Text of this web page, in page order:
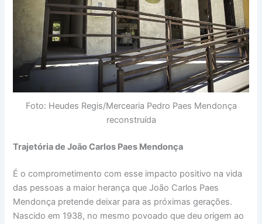
Foto: Heudes Regis/Mercearia Pedro Paes Mendonça
reconstruída
Trajetória de João Carlos Paes Mendonça
É o comprometimento com esse impacto positivo na vida
das pessoas a maior herança que João Carlos Paes
Mendonça pretende deixar para as próximas gerações.
Nascido em 1938, no mesmo povoado que deu origem ao